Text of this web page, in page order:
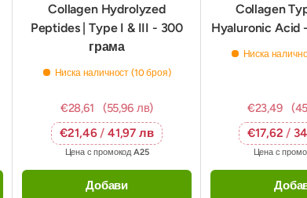
Collagen Hydrolyzed
Peptides | Type I & III - 300
грама
Ниска наличност (10 броя)
€28,61
(55,96 лв)
€21,46 / 41,97 лв
Цена с промокод A25
Добави
Collagen
Hyaluronic Acid
Ниска
€23,49
€17,62 /
Цена с